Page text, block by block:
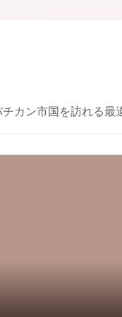
カン市国を訪れる最